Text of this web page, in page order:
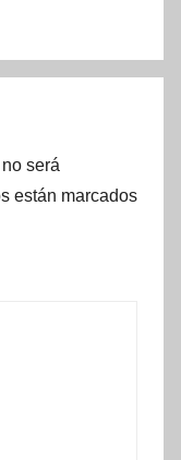
será
están marcados